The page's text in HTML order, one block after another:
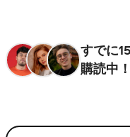
すでに
購読中！